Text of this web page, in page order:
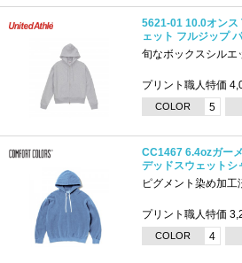
5621-01 10.0オンス
ェット フルジップ
旬なボックスシルエ
プリント職人特価
COLOR 5
CC1467 6.4ozガー
デッドスウェットシ
ピグメント染め加工
プリント職人特価
COLOR 4